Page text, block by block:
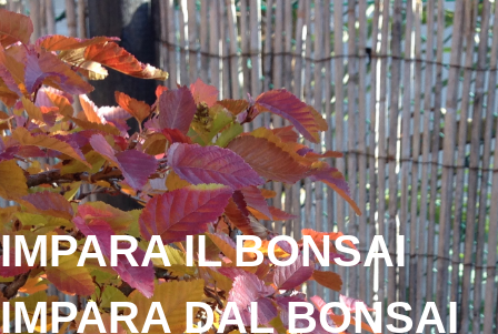
IMPARA IL BONSAI
IMPARA DAL BONSAI